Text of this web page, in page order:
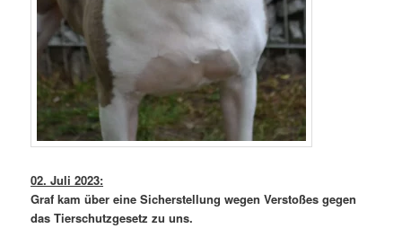
02. Juli 2023:
Graf kam über eine Sicherstellung wegen Verstoßes gegen
das Tierschutzgesetz zu uns.